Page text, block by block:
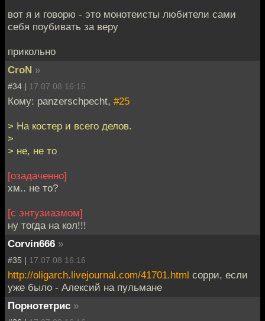
вот я и говорю - это монотеисты любители сами
себя поубивать за веру
прикольно
CroN »
#34 | 17.07.08 16:15
Кому: panzerschpecht, #25
> На костер и всего делов.
>
> не, не то
[озадаченно]
хм.. не то?
[с энтузиазмом]
ну тогда на кол!!!
Corvin666 »
#35 | 17.07.08 16:16
http://oligarch.livejournal.com/41701.html сорри, если
уже было - Алексий на пульмане
Порнотетрис »